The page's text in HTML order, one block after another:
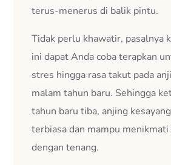
terus-menerus di balik pintu.
Tidak perlu khawatir, pasalnya
ini dapat Anda coba terapkan
stres hingga rasa takut pada
malam tahun baru. Sehingga
tahun baru tiba, anjing
terbiasa dan mampu menikmati
dengan tenang.